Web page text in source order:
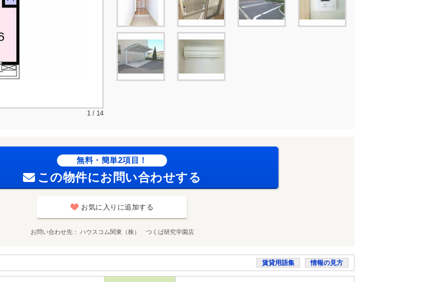
1 / 14
無料・簡単2項目！
この物件にお問い合わせする
お気に入りに追加する
お問い合わせ先 ハウスコム関東（株） つくば研究学園店
賃貸用語集 情報の見方